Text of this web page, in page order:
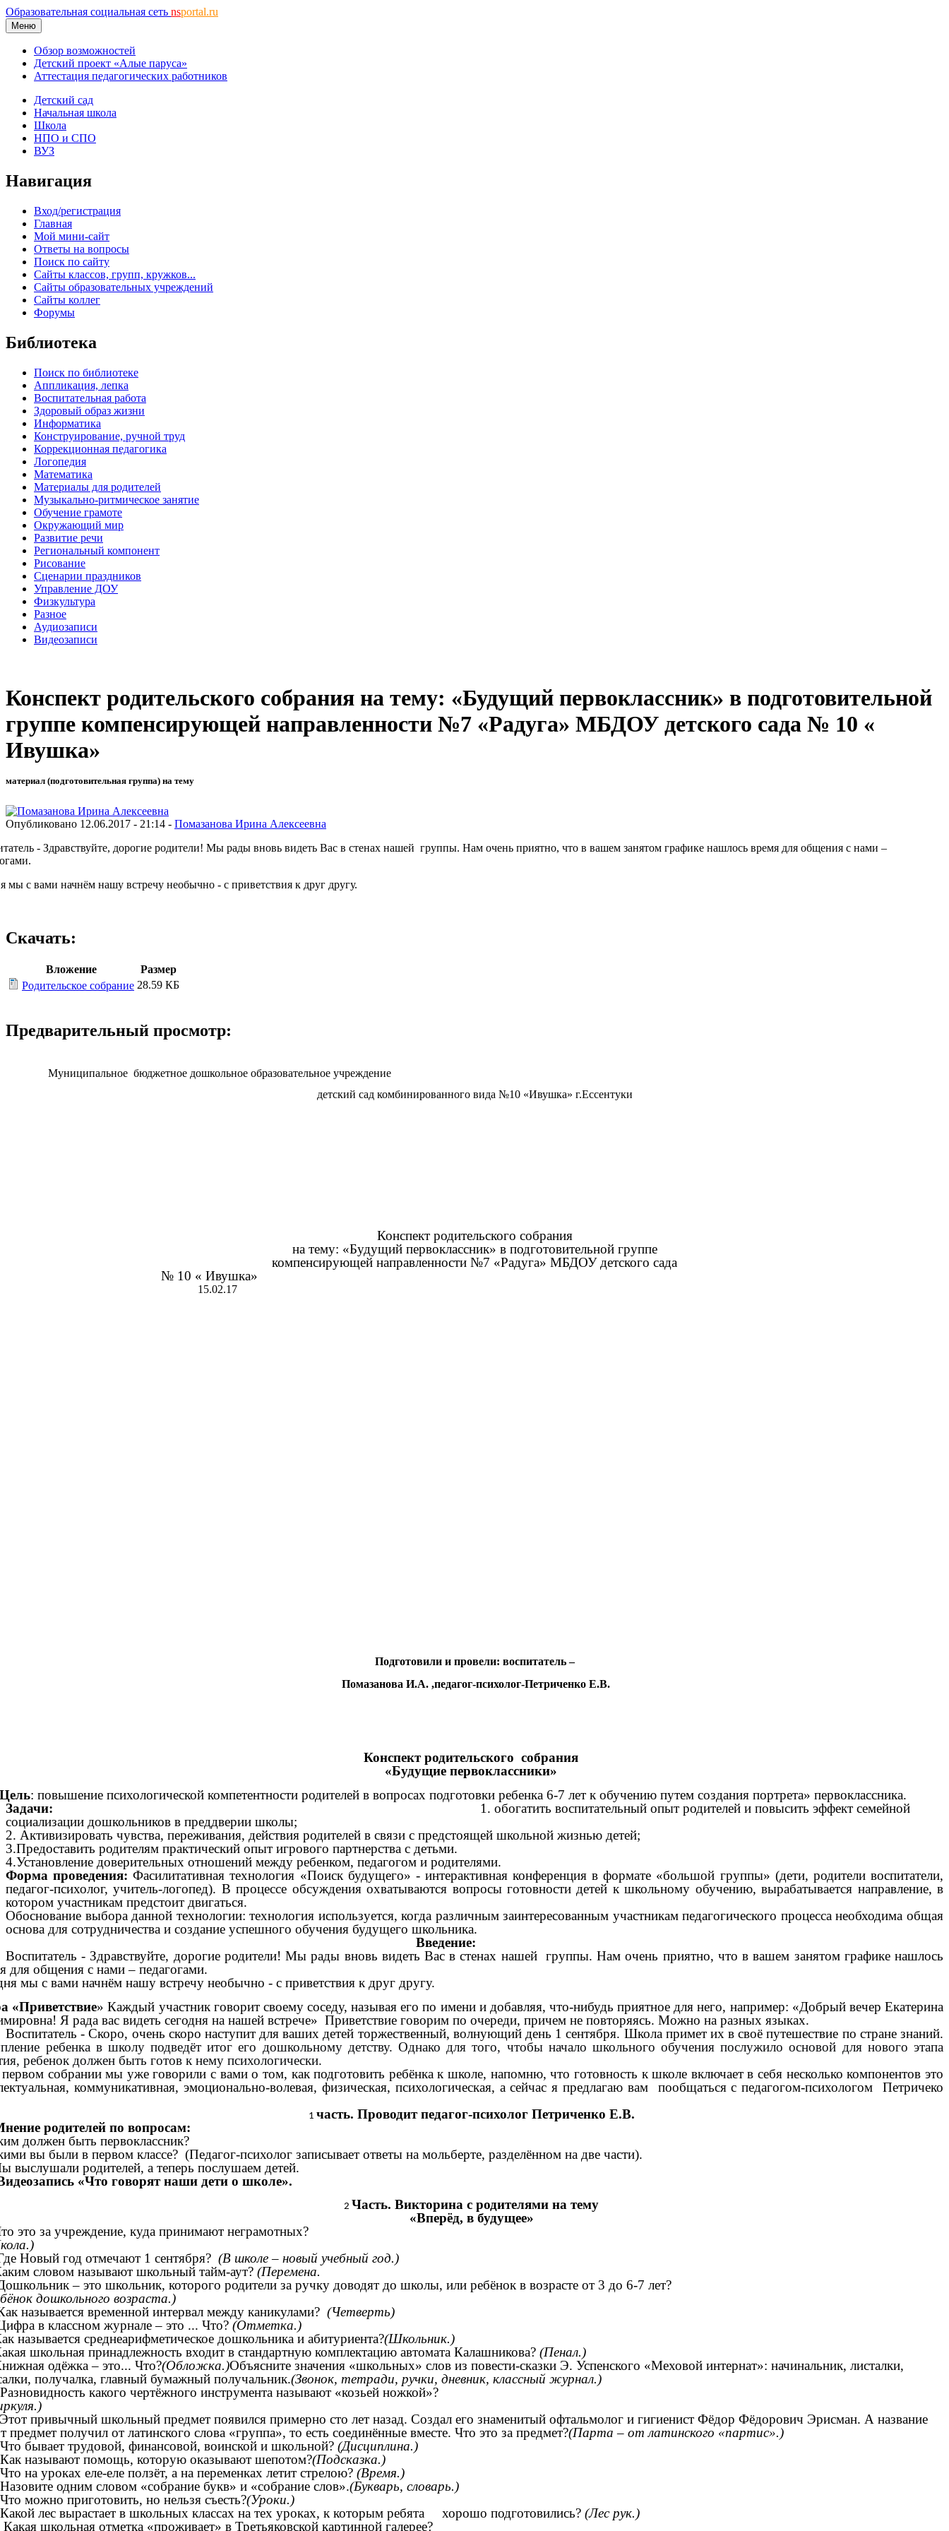
Образовательная социальная сеть nsportal.ru
Меню
Обзор возможностей
Детский проект «Алые паруса»
Аттестация педагогических работников
Детский сад
Начальная школа
Школа
НПО и СПО
ВУЗ
Навигация
Вход/регистрация
Главная
Мой мини-сайт
Ответы на вопросы
Поиск по сайту
Сайты классов, групп, кружков...
Сайты образовательных учреждений
Сайты коллег
Форумы
Библиотека
Поиск по библиотеке
Аппликация, лепка
Воспитательная работа
Здоровый образ жизни
Информатика
Конструирование, ручной труд
Коррекционная педагогика
Логопедия
Математика
Материалы для родителей
Музыкально-ритмическое занятие
Обучение грамоте
Окружающий мир
Развитие речи
Региональный компонент
Рисование
Сценарии праздников
Управление ДОУ
Физкультура
Разное
Аудиозаписи
Видеозаписи
Конспект родительского собрания на тему: «Будущий первоклассник» в подготовительной
группе компенсирующей направленности №7 «Радуга» МБДОУ детского сада № 10 «
Ивушка»
материал (подготовительная группа) на тему
Опубликовано 12.06.2017 - 21:14 - Помазанова Ирина Алексеевна
- Здравствуйте, дорогие родители! Мы рады вновь видеть Вас в стенах нашей группы. Нам очень приятно, что в вашем занятом графике нашлось время для общения с нами –
с вами начнём нашу встречу необычно - с приветствия к друг другу.
Скачать:
Вложение
Размер
Родительское собрание 28.59 КБ
Предварительный просмотр:
Муниципальное бюджетное дошкольное образовательное учреждение
детский сад комбинированного вида №10 «Ивушка» г.Ессентуки
Конспект родительского собрания
на тему: «Будущий первоклассник» в подготовительной группе
компенсирующей направленности №7 «Радуга» МБДОУ детского сада
№ 10 « Ивушка»
15.02.17
Подготовили и провели: воспитатель –
Помазанова И.А. ,педагог-психолог-Петриченко Е.В.
Конспект родительского собрания
«Будущие первоклассники»
: повышение психологической компетентности родителей в вопросах подготовки ребенка 6-7 лет к обучению путем создания портрета» первоклассника.
Задачи: 1. обогатить воспитательный опыт родителей и повысить эффект семейной
социализации дошкольников в преддверии школы;
2. Активизировать чувства, переживания, действия родителей в связи с предстоящей школьной жизнью детей;
3.Предоставить родителям практический опыт игрового партнерства с детьми.
4.Установление доверительных отношений между ребенком, педагогом и родителями.
Форма проведения:Фасилитативная технология «Поиск будущего» - интерактивная конференция в формате «большой группы» (дети, родители воспитатели,
педагог-психолог, учитель-логопед). В процессе обсуждения охватываются вопросы готовности детей к школьному обучению, вырабатывается направление, в
котором участникам предстоит двигаться.
Обоснование выбора данной технологии: технология используется, когда различным заинтересованным участникам педагогического процесса необходима общая
основа для сотрудничества и создание успешного обучения будущего школьника.
Введение:
Воспитатель - Здравствуйте, дорогие родители! Мы рады вновь видеть Вас в стенах нашей группы. Нам очень приятно, что в вашем занятом графике нашлось
для общения с нами – педагогами.
с вами начнём нашу встречу необычно - с приветствия к друг другу.
«Приветствие» Каждый участник говорит своему соседу, называя его по имени и добавляя, что-нибудь приятное для него, например: «Добрый вечер Екатерина
Я рада вас видеть сегодня на нашей встрече» Приветствие говорим по очереди, причем не повторяясь. Можно на разных языках.
Воспитатель - Скоро, очень скоро наступит для ваших детей торжественный, волнующий день 1 сентября. Школа примет их в своё путешествие по стране знаний.
ребенка в школу подведёт итог его дошкольному детству. Однако для того, чтобы начало школьного обучения послужило основой для нового этапа
ребенок должен быть готов к нему психологически.
собрании мы уже говорили с вами о том, как подготовить ребёнка к школе, напомню, что готовность к школе включает в себя несколько компонентов это
коммуникативная, эмоционально-волевая, физическая, психологическая, а сейчас я предлагаю вам пообщаться с педагогом-психологом Петричеко
часть. Проводит педагог-психолог Петриченко Е.В.
родителей по вопросам:
должен быть первоклассник?
вы были в первом классе? (Педагог-психолог записывает ответы на мольберте, разделённом на две части).
выслушали родителей, а теперь послушаем детей.
«Что говорят наши дети о школе».
Часть. Викторина с родителями на тему
«Вперёд, в будущее»
это за учреждение, куда принимают неграмотных?
Новый год отмечают 1 сентября? (В школе – новый учебный год.)
словом называют школьный тайм-аут?(Перемена.
– это школьник, которого родители за ручку доводят до школы, или ребёнок в возрасте от 3 до 6-7 лет?
дошкольного возраста.)
называется временной интервал между каникулами?(Четверть)
в классном журнале – это ... Что?(Отметка.)
называется среднеарифметическое дошкольника и абитуриента?(Школьник.)
школьная принадлежность входит в стандартную комплектацию автомата Калашникова?(Пенал.)
одёжка – это... Что?(Обложка.)Объясните значения «школьных» слов из повести-сказки Э. Успенского «Меховой интернат»: начинальник, листалки,
получалка, главный бумажный получальник.(Звонок, тетради, ручки, дневник, классный журнал.)
какого чертёжного инструмента называют «козьей ножкой»?
привычный школьный предмет появился примерно сто лет назад. Создал его знаменитый офтальмолог и гигиенист Фёдор Фёдорович Эрисман. А название
предмет получил от латинского слова «группа», то есть соединённые вместе. Что это за предмет?(Парта – от латинского «партис».)
бывает трудовой, финансовой, воинской и школьной?(Дисциплина.)
называют помощь, которую оказывают шепотом?(Подсказка.)
на уроках еле-еле ползёт, а на переменках летит стрелою?(Время.)
одним словом «собрание букв» и «собрание слов».(Букварь, словарь.)
можно приготовить, но нельзя съесть?(Уроки.)
лес вырастает в школьных классах на тех уроках, к которым ребята хорошо подготовились?(Лес рук.)
школьная отметка «проживает» в Третьяковской картинной галерее?